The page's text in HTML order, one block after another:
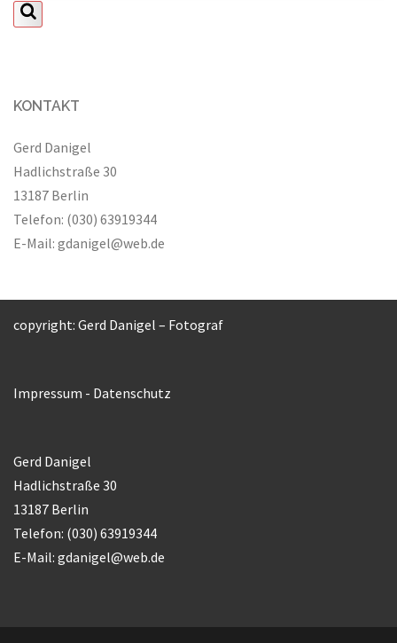
KONTAKT
Gerd Danigel
Hadlichstraße 30
13187 Berlin
Telefon: (030) 63919344
E-Mail: gdanigel@web.de
copyright: Gerd Danigel – Fotograf
Impressum - Datenschutz
Gerd Danigel
Hadlichstraße 30
13187 Berlin
Telefon: (030) 63919344
E-Mail: gdanigel@web.de